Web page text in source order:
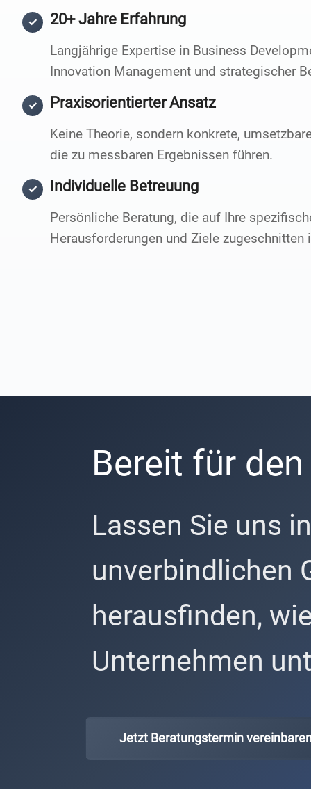
✓ 20+ Jahre Erfahrung
Langjährige Expertise in Business
Innovation Management und strategischer
✓ Praxisorientierter Ansatz
Keine Theorie, sondern konkrete,
die zu messbaren Ergebnissen führen.
✓ Individuelle Betreuung
Persönliche Beratung, die auf Ihre
Herausforderungen und Ziele zugeschnitten
Bereit für
Lassen Sie uns
unverbindlichen
herausfinden,
Unternehmen
Jetzt Beratungstermin